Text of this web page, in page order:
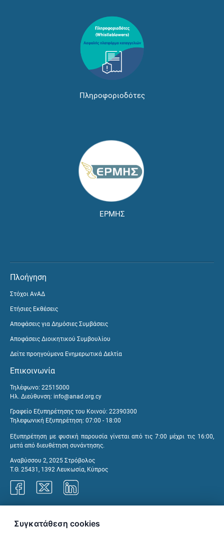
Πληροφοριοδότες
ΕΡΜΗΣ
Πλοήγηση
Στόχοι ΑνΑΔ
Ετήσιες Εκθέσεις
Αποφάσεις για Δημόσιες Συμβάσεις
Αποφάσεις Διοικητικού Συμβουλίου
Δείτε προηγούμενα Ενημερωτικά Δελτία
Επικοινωνία
Τηλέφωνο: 22515000
Ηλ. Διεύθυνση: info@anad.org.cy
Γραφείο Εξυπηρέτησης του Κοινού: 22390300
Τηλεφωνική Εξυπηρέτηση: 07:00 - 18:00
Εξυπηρέτηση με φυσική παρουσία γίνεται από τις 7:00 μέχρι τις 16:00,
μετά από διευθέτηση συνάντησης.
Αναβύσσου 2, 2025 Στρόβολος
Τ.Θ. 25431, 1392 Λευκωσία, Κύπρος
Συγκατάθεση cookies